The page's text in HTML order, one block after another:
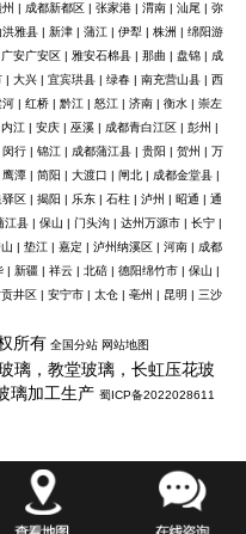
成都新都区 张家港| 渭南| 汕尾| 弥
洪雅县| 新津| 蒲江| 伊犁| 株洲
绵阳游
广安广安区 雅安石棉县 那曲 盘锦
成
| 大兴| 宜宾珙县| 绿春| 南充营山县|
西
河 红桥 黔江 怒江 济南 衡水
崇左
内江 安庆 巫溪 成都青白江区 彭州
闵行| 锦江| 成都蒲江县| 贵阳 贺州
万
鹰潭 简阳 大渡口 闸北 成都金堂县
区 揭阳 乐东 石柱 泸州 昭通
通
江县| 保山 门头沟| 达州万源市| 长宁|
垫江 嘉定 泸州纳溪区 河南
成都
| 新疆| 祥云| 北碚| 德阳绵竹市| 保山
井区 安宁市 太仓 亳州 昆明
三沙
所有 全国分站 网站地图
璃，教堂玻璃，长虹压花玻
璃加工生产 蜀ICP备2022028611